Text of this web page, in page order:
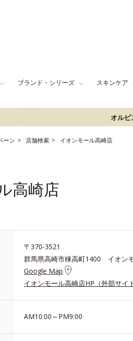
ブランド・シリーズ スキンケア
オルビ
ーン 店舗検索 イオンモール高崎店
高崎店
〒370-3521
群馬県高崎市棟高町1400 イオン
Google Map
イオンモール高崎店HP（外部サイト
AM10:00～PM9:00